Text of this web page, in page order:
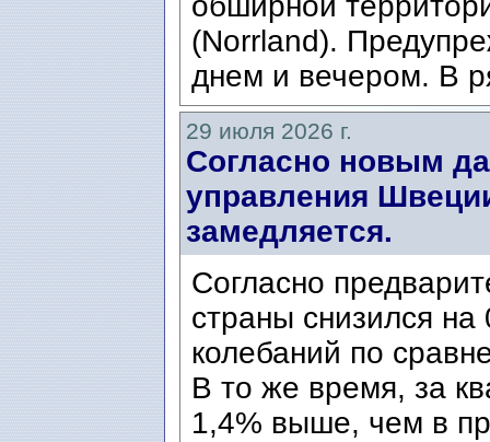
(Norrland).
днем ​​и вечером. В
29 июля 2026 г.
Согласно новым
управления
замедляется.
Согласно
страны снизился
колебаний по
В то же время, за
1,4% выше, чем в